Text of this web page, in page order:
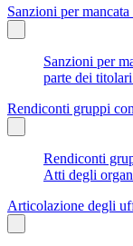
Sanzioni per
Sanzioni per
parte dei
Rendiconti gruppi
Rendiconti
Atti degli
Articolazione degli